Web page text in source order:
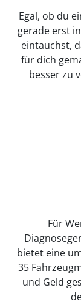
Egal, ob du
gerade erst
eintauchst,
für dich
besser zu
Für
bietet eine
35
und Geld